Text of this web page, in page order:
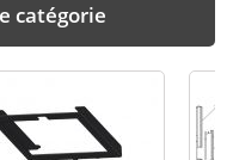
catégorie